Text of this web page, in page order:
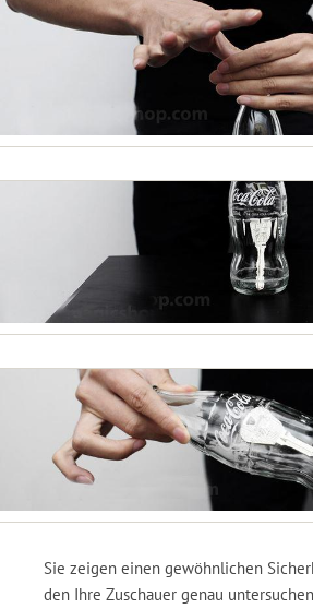
Sie zeigen einen gewöhnlichen
den Ihre Zuschauer genau